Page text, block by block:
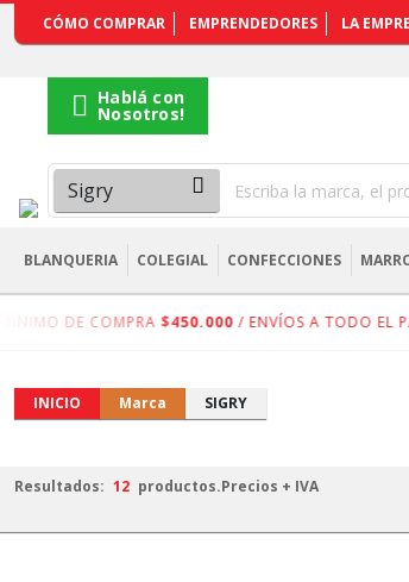
CÓMO COMPRAR EMPRENDEDORES LA
BLANQUERIA COLEGIAL CONFECCIONES
REGISTRARSE
Hablá con
Nosotros!
DE COMPRA $450.000 / ENVÍOS A TODO EL
INICIO Marca SIGRY
Resultados: 12 productos.Precios + IVA